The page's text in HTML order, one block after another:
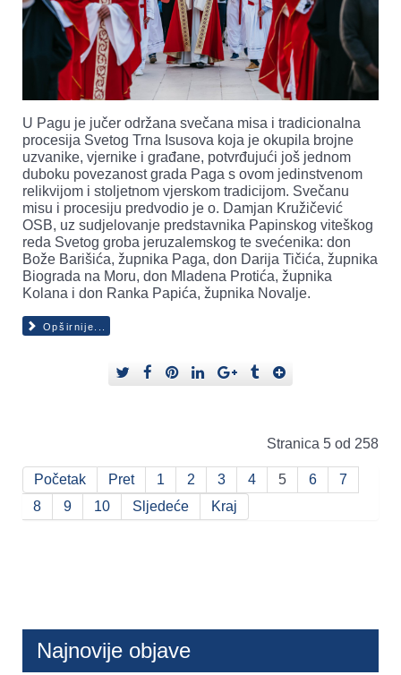
U Pagu je jučer održana svečana misa i tradicionalna
procesija Svetog Trna Isusova koja je okupila brojne
uzvanike, vjernike i građane, potvrđujući još jednom
duboku povezanost grada Paga s ovom jedinstvenom
relikvijom i stoljetnom vjerskom tradicijom. Svečanu
misu i procesiju predvodio je o. Damjan Kružičević
OSB, uz sudjelovanje predstavnika Papinskog viteškog
reda Svetog groba jeruzalemskog te svećenika: don
Bože Barišića, župnika Paga, don Darija Tičića, župnika
Biograda na Moru, don Mladena Protića, župnika
Kolana i don Ranka Papića, župnika Novalje.
Opširnije...
Stranica 5 od 258
Početak Pret 1 2 3 4 5 6
7
8
9 10 Sljedeće Kraj
Najnovije objave